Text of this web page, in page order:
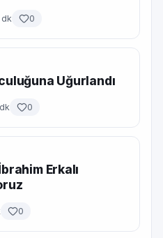
0
Uğurlandı
0
Erkalı
0